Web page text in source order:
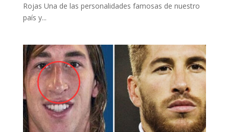
Rojas Una de las personalidades famosas de nuestro
país y...